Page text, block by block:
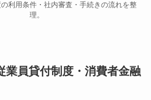
利用条件・社内審査・手続きの流れを整
理。
業員貸付制度・消費者金融